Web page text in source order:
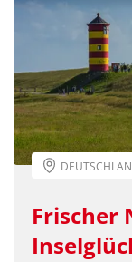
Frischer